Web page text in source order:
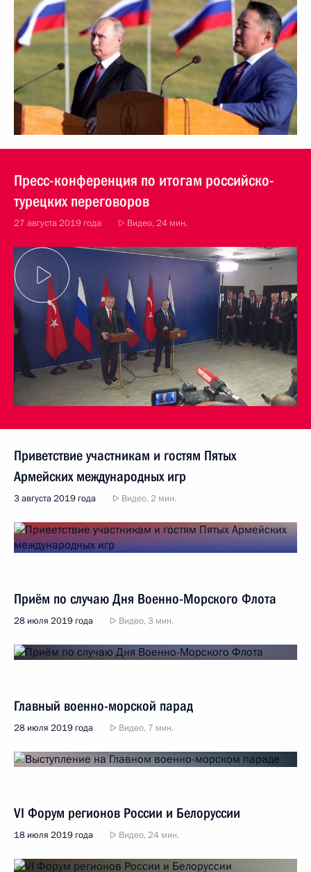
Пресс-конференция по итогам российско-
турецких переговоров
27 августа 2019 года Видео, 24 мин.
Приветствие участникам и гостям Пятых
Армейских международных игр
3 августа 2019 года Видео, 2 мин.
Приём по случаю Дня Военно-Морского Флота
28 июля 2019 года Видео, 3 мин.
Главный военно-морской парад
28 июля 2019 года Видео, 7 мин.
VI Форум регионов России и Белоруссии
18 июля 2019 года Видео, 24 мин.